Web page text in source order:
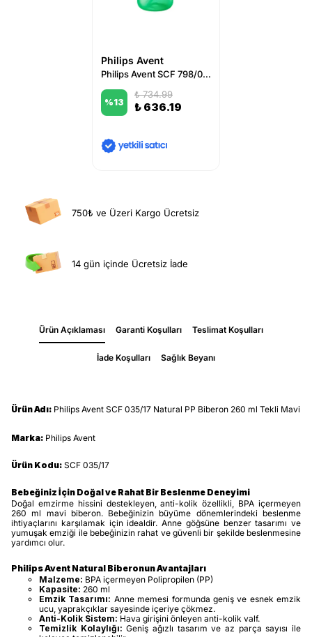
Philips Avent
Philips Avent SCF 798/01 Desenli Pipetli Bardak 300 ml Erkek
%13
₺ 734.99
₺ 636.19
750₺ ve Üzeri Kargo Ücretsiz
14 gün içinde Ücretsiz İade
Ürün Açıklaması Garanti Koşulları Teslimat Koşulları
İade Koşulları Sağlık Beyanı
Ürün Adı: Philips Avent SCF 035/17 Natural PP Biberon 260 ml Tekli Mavi
Marka: Philips Avent
Ürün Kodu: SCF 035/17
Bebeğiniz İçin Doğal ve Rahat Bir Beslenme Deneyimi
Doğal emzirme hissini destekleyen, anti-kolik özellikli, BPA içermeyen
260 ml mavi biberon. Bebeğinizin büyüme dönemlerindeki beslenme
ihtiyaçlarını karşılamak için idealdir. Anne göğsüne benzer tasarımı ve
yumuşak emziği ile bebeğinizin rahat ve güvenli bir şekilde beslenmesine
yardımcı olur.
Philips Avent Natural Biberonun Avantajları
Malzeme: BPA içermeyen Polipropilen (PP)
Kapasite: 260 ml
Emzik Tasarımı: Anne memesi formunda geniş ve esnek emzik
ucu, yaprakçıklar sayesinde içeriye çökmez.
Anti-Kolik Sistem: Hava girişini önleyen anti-kolik valf.
Temizlik Kolaylığı: Geniş ağızlı tasarım ve az parça sayısı ile